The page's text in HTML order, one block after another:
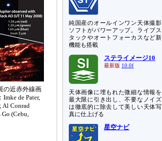
の近赤外線画
de Pater,
Al Conrad
(Cebu,
純国産のオールインワン天体撮影
ソフトがパワーアップ。ライブス
タックやオートフォーカスなど新
機能も搭載
ステライメージ10
最新版 10.0f
天体画像に埋もれた微細な情報を
最大限に引き出し、不要なノイズ
は徹底的に除去して美しい天体写
真に仕上げる
星空ナビ